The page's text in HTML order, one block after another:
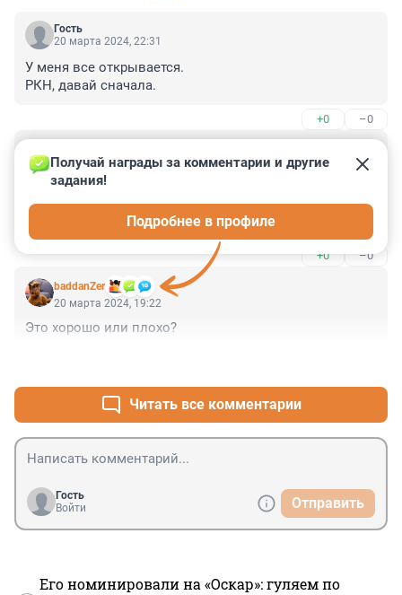
Гость
20 марта 2024, 22:31
У меня все открывается.
РКН, давай сначала.
+0 –0
20 марта 2024, 19:30
Смотрю с интересом актуальные интервью их
журналистов в России на ютюбе. Думаю, для них это
не стало неожиданностью.
+0 –0
baddanZer
Получай награды за комментарии и другие
задания!
Подробнее в профиле
20 марта 2024, 19:22
Это хорошо или плохо?
Читать все комментарии
Гость
Войти
Отправить
Его номинировали на «Оскар»: гуляем по